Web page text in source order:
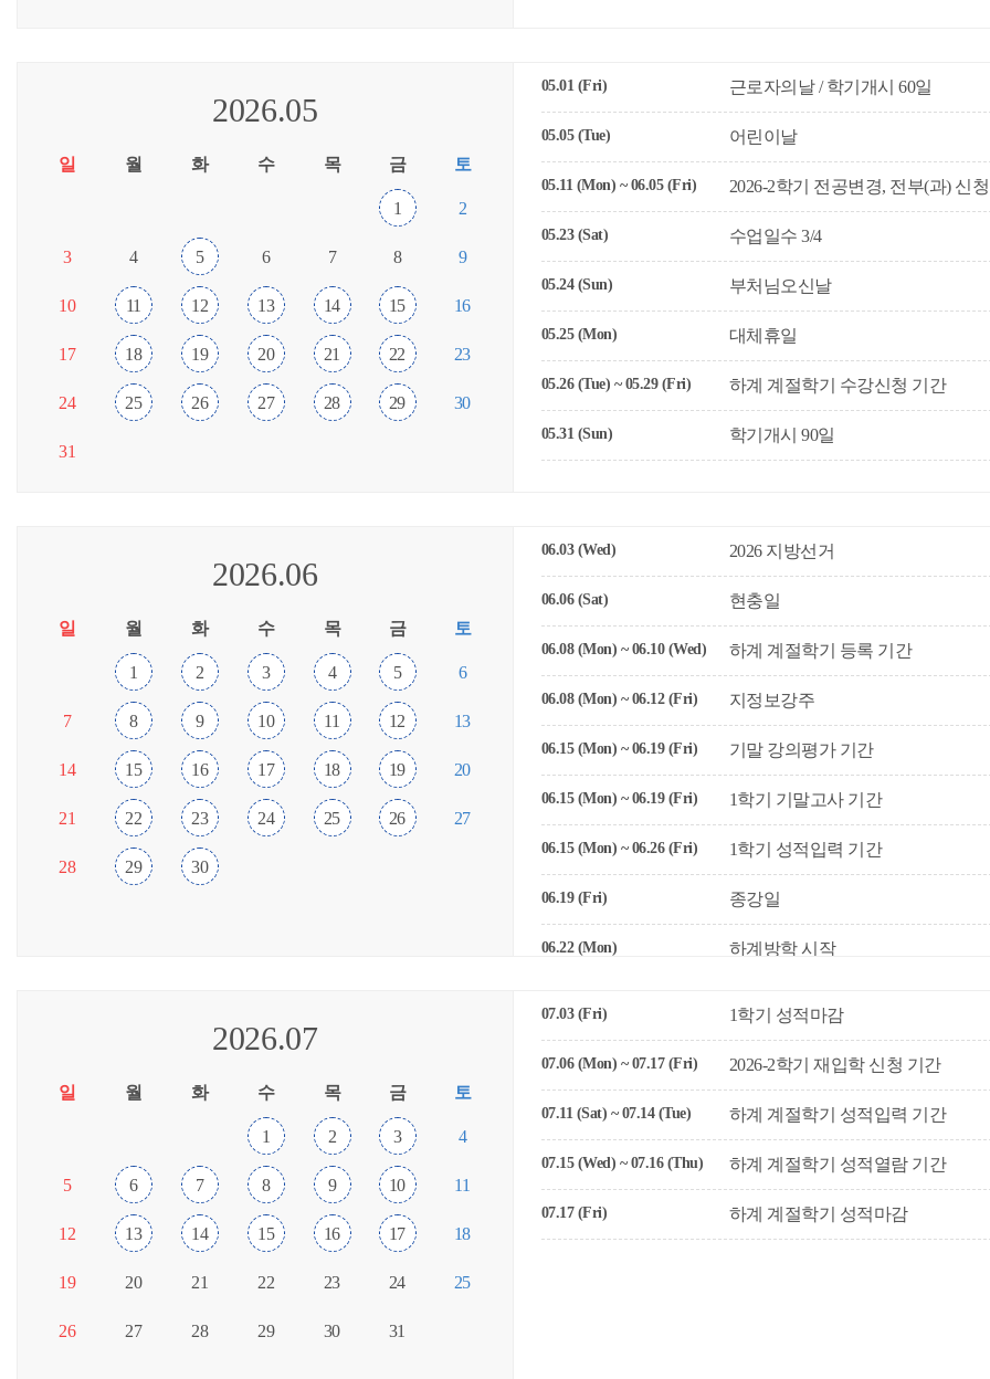
2026.05
일 월 화 수 목 금 토
1 2
3 4 5 6 7 8 9
10 11 12 13 14 15 16
17 18 19 20 21 22 23
24 25 26 27 28 29 30
31
05.01 (Fri) 근로자의날 / 학기개시 60일
05.05 (Tue) 어린이날
05.11 (Mon) ~ 06.05 (Fri) 2026-2학기 전공변경, 전부(과) 신
05.23 (Sat) 수업일수 3/4
05.24 (Sun) 부처님오신날
05.25 (Mon) 대체휴일
05.26 (Tue) ~ 05.29 (Fri) 하계 계절학기 수강신청 기간
05.31 (Sun) 학기개시 90일
2026.06
일 월 화 수 목 금 토
1 2 3 4 5 6
7 8 9 10 11 12 13
14 15 16 17 18 19 20
21 22 23 24 25 26 27
28 29 30
06.03 (Wed) 2026 지방선거
06.06 (Sat) 현충일
06.08 (Mon) ~ 06.10 (Wed) 하계 계절학기 등록 기간
06.08 (Mon) ~ 06.12 (Fri) 지정보강주
06.15 (Mon) ~ 06.19 (Fri) 기말 강의평가 기간
06.15 (Mon) ~ 06.19 (Fri) 1학기 기말고사 기간
06.15 (Mon) ~ 06.26 (Fri) 1학기 성적입력 기간
06.19 (Fri) 종강일
06.22 (Mon) 하계방학 시작
2026.07
일 월 화 수 목 금 토
1 2 3 4
5 6 7 8 9 10 11
12 13 14 15 16 17 18
19 20 21 22 23 24 25
26 27 28 29 30 31
07.03 (Fri) 1학기 성적마감
07.06 (Mon) ~ 07.17 (Fri) 2026-2학기 재입학 신청 기간
07.11 (Sat) ~ 07.14 (Tue) 하계 계절학기 성적입력 기간
07.15 (Wed) ~ 07.16 (Thu) 하계 계절학기 성적열람 기간
07.17 (Fri) 하계 계절학기 성적마감